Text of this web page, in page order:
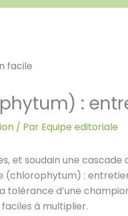
:
/ Par Equipe editoriale
et soudain une
(chlorophytum) :
tolérance d’une
à multiplier.